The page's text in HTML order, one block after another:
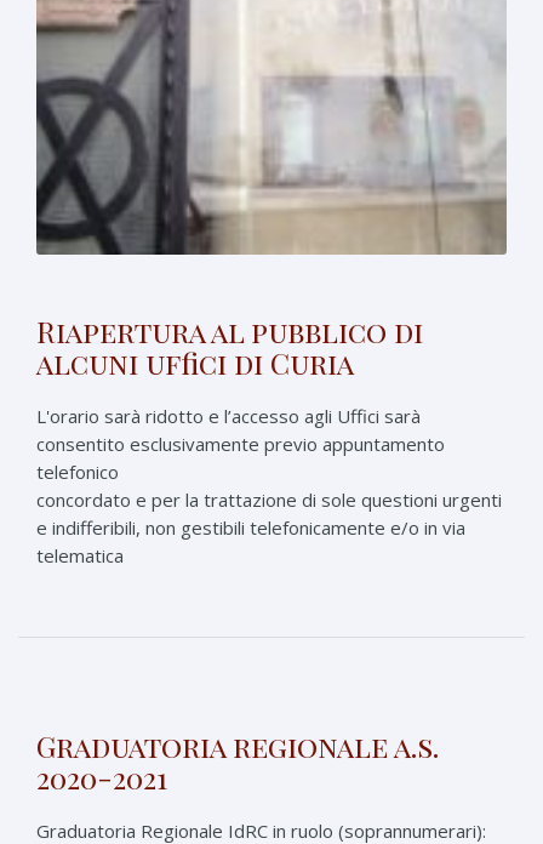
Riapertura al pubblico di
alcuni uffici di Curia
L'orario sarà ridotto e l’accesso agli Uffici sarà
consentito esclusivamente previo appuntamento
telefonico
concordato e per la trattazione di sole questioni urgenti
e indifferibili, non gestibili telefonicamente e/o in via
telematica
Graduatoria regionale a.s.
2020-2021
Graduatoria Regionale IdRC in ruolo (soprannumerari):